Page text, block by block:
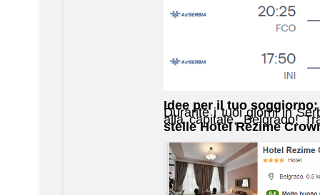
Idee per il tuo soggiorno:
Durante i tuoi giorni in
alla capitale, Belgrado!
stelleHotel Rezime